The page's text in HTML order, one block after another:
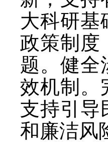
大科研基
政策制度
题。健全
效机制。
支持引导
和廉洁风